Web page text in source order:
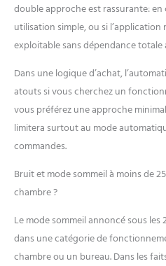
double approche est rassurante:
utilisation simple, ou si
exploitable sans dépendance totale
Dans une logique d’achat,
atouts si vous cherchez un
vous préférez une approche
limitera surtout au mode
commandes.
Bruit et mode sommeil à moins de
chambre ?
Le mode sommeil annoncé sous les
dans une catégorie de
chambre ou un bureau. Dans les